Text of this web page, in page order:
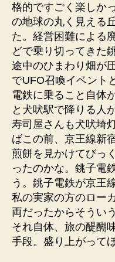
格的ですごく楽しか
の地球の丸く見える
た。経営困難による
どで乗り切ってきた
途中のひまわり畑が
でUFO召喚イベント
電鉄に乗ること自体
と犬吠駅で降りる人
寿司屋さんも犬吠埼
ばこの前、京王線新
煎餅を見かけてびっ
ったのかな。銚子電
う。銚子電鉄が京王
私の実家の方のロー
両だったからそうい
それ自体、旅の醍醐
手段。盛り上がって